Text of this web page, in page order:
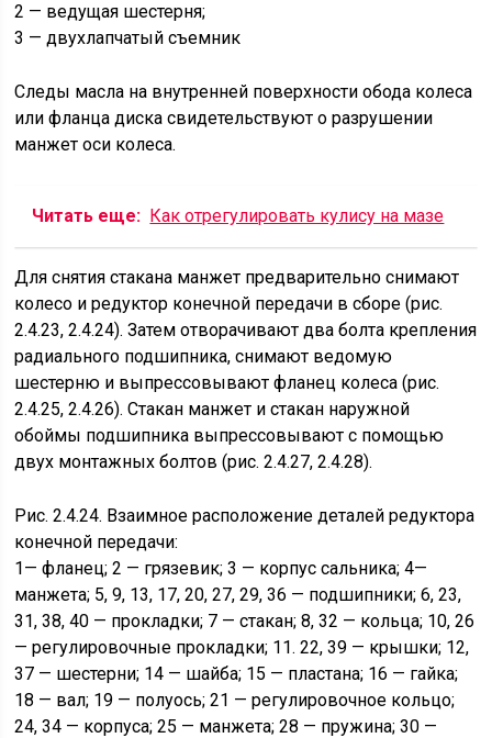
2 — ведущая шестерня;
3 — двухлапчатый съемник
Следы масла на внутренней поверхности обода колеса
или фланца диска свидетельствуют о разрушении
манжет оси колеса.
Читать еще: Как отрегулировать кулису на мазе
Для снятия стакана манжет предварительно снимают
колесо и редуктор конечной передачи в сборе (рис.
2.4.23, 2.4.24). Затем отворачивают два болта крепления
радиального подшипника, снимают ведомую
шестерню и выпрессовывают фланец колеса (рис.
2.4.25, 2.4.26). Стакан манжет и стакан наружной
обоймы подшипника выпрессовывают с помощью
двух монтажных болтов (рис. 2.4.27, 2.4.28).
Рис. 2.4.24. Взаимное расположение деталей редуктора
конечной передачи:
1— фланец; 2 — грязевик; 3 — корпус сальника; 4—
манжета; 5, 9, 13, 17, 20, 27, 29, 36 — подшипники; 6, 23,
31, 38, 40 — прокладки; 7 — стакан; 8, 32 — кольца; 10, 26
— регулировочные прокладки; 11. 22, 39 — крышки; 12,
37 — шестерни; 14 — шайба; 15 — пластана; 16 — гайка;
18 — вал; 19 — полуось; 21 — регулировочное кольцо;
24, 34 — корпуса; 25 — манжета; 28 — пружина; 30 —